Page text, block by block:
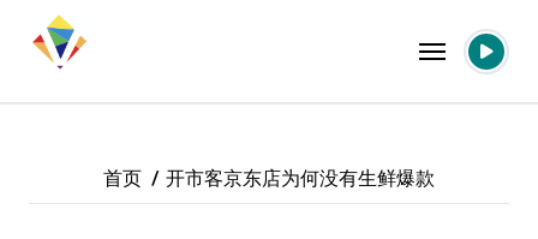
首页 开市客京东店为何没有生鲜爆款